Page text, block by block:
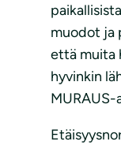
muodot ja
että muita
hyvinkin